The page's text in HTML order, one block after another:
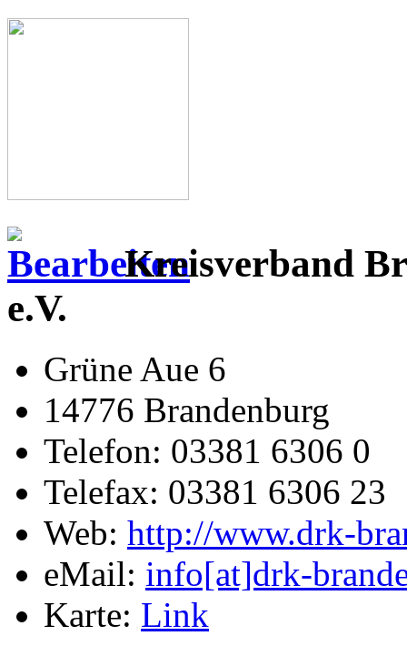
Kreisverband
e.V.
Grüne Aue 6
14776 Brandenburg
Telefon: 03381 6306 0
Telefax: 03381 6306 23
Web: http://www.drk-
eMail: info[at]drk-
Karte: Link